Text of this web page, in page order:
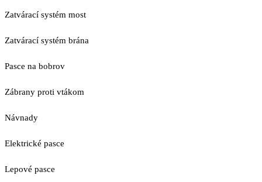
Zatvárací systém most
Zatvárací systém brána
Pasce na bobrov
Zábrany proti vtákom
Návnady
Elektrické pasce
Lepové pasce